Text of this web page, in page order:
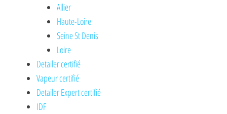
Allier
Haute-Loire
Seine St Denis
Loire
Detailer certifié
Vapeur certifié
Detailer Expert certifié
IDF